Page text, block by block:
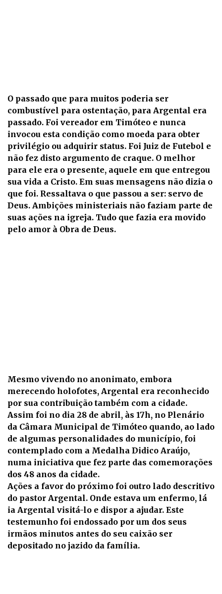
O passado que para muitos poderia ser
combustível para ostentação, para Argental era
passado. Foi vereador em Timóteo e nunca
invocou esta condição como moeda para obter
privilégio ou adquirir status. Foi Juiz de Futebol e
não fez disto argumento de craque. O melhor
para ele era o presente, aquele em que entregou
sua vida a Cristo. Em suas mensagens não dizia o
que foi. Ressaltava o que passou a ser: servo de
Deus. Ambições ministeriais não faziam parte de
suas ações na igreja. Tudo que fazia era movido
pelo amor à Obra de Deus.
Mesmo vivendo no anonimato, embora
merecendo holofotes, Argental era reconhecido
por sua contribuição também com a cidade.
Assim foi no dia 28 de abril, às 17h, no Plenário
da Câmara Municipal de Timóteo quando, ao lado
de algumas personalidades do município, foi
contemplado com a Medalha Didico Araújo,
numa iniciativa que fez parte das comemorações
dos 48 anos da cidade.
Ações a favor do próximo foi outro lado descritivo
do pastor Argental. Onde estava um enfermo, lá
ia Argental visitá-lo e dispor a ajudar. Este
testemunho foi endossado por um dos seus
irmãos minutos antes do seu caixão ser
depositado no jazido da família.